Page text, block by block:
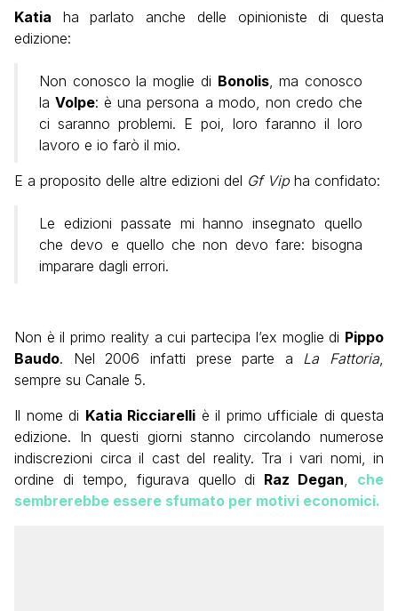
Katia ha parlato anche delle opinioniste di questa
edizione:
Non conosco la moglie di Bonolis, ma conosco
laVolpe: è una persona a modo, non credo che
ci saranno problemi. E poi, loro faranno il loro
lavoro e io farò il mio.
E a proposito delle altre edizioni del Gf Vip ha confidato:
Le edizioni passate mi hanno insegnato quello
che devo e quello che non devo fare: bisogna
imparare dagli errori.
Non è il primo reality a cui partecipa l’ex moglie di Pippo
Baudo. Nel 2006 infatti prese parte a La Fattoria,
sempre su Canale 5.
Il nome di Katia Ricciarelli è il primo ufficiale di questa
edizione. In questi giorni stanno circolando numerose
indiscrezioni circa il cast del reality. Tra i vari nomi, in
ordine di tempo, figurava quello di Raz Degan, che
sembrerebbe essere sfumato per motivi economici.